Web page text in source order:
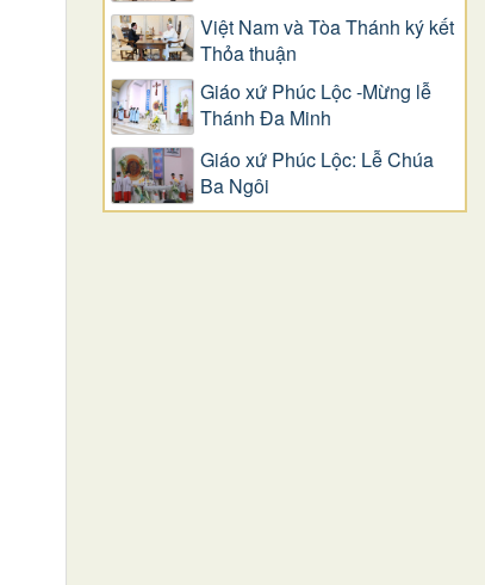
Việt Nam và Tòa Thánh ký kết
Thỏa thuận
Giáo xứ Phúc Lộc -Mừng lễ
Thánh Đa Minh
Giáo xứ Phúc Lộc: Lễ Chúa
Ba Ngôi